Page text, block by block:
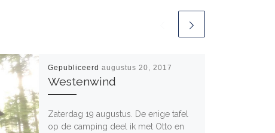
Gepubliceerd augustus 20, 2017
Westenwind
Zaterdag 19 augustus. De enige tafel
op de camping deel ik met Otto en